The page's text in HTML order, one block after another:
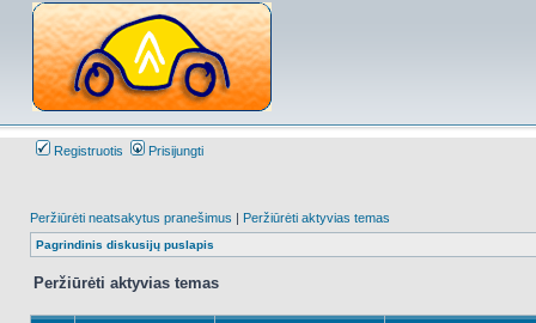
Registruotis Prisijungti
Peržiūrėti neatsakytus pranešimus | Peržiūrėti aktyvias temas
Pagrindinis diskusijų puslapis
Peržiūrėti aktyvias temas